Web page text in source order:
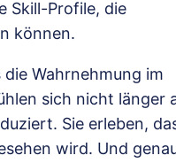
Skill-Profile, die
können.
Wahrnehmung im
sich nicht länger
Sie erleben,
wird. Und